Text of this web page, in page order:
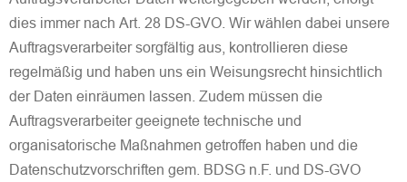
dies immer nach Art. 28 DS-GVO. Wir wählen dabei unsere
Auftragsverarbeiter sorgfältig aus, kontrollieren diese
regelmäßig und haben uns ein Weisungsrecht hinsichtlich
der Daten einräumen lassen. Zudem müssen die
Auftragsverarbeiter geeignete technische und
organisatorische Maßnahmen getroffen haben und die
Datenschutzvorschriften gem. BDSG n.F. und DS-GVO